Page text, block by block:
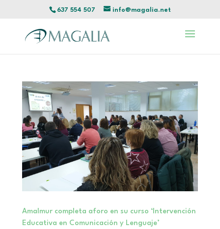
637 554 507 info@magalia.net
Amalmur completa aforo en su curso ‘Intervención
Educativa en Comunicación y Lenguaje’